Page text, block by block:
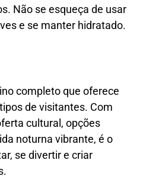
Não se esqueça de usar
e se manter hidratado.
completo que oferece
de visitantes. Com
cultural, opções
noturna vibrante, é o
se divertir e criar